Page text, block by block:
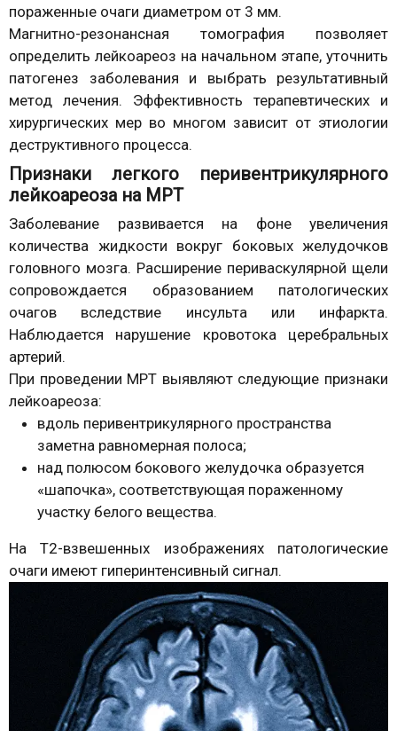
пораженные очаги диаметром от 3 мм.
Магнитно-резонансная томография позволяет
определить лейкоареоз на начальном этапе, уточнить
патогенез заболевания и выбрать результативный
метод лечения. Эффективность терапевтических и
хирургических мер во многом зависит от этиологии
деструктивного процесса.
Признаки легкого перивентрикулярного
лейкоареоза на МРТ
Заболевание развивается на фоне увеличения
количества жидкости вокруг боковых желудочков
головного мозга. Расширение периваскулярной щели
сопровождается образованием патологических
очагов вследствие инсульта или инфаркта.
Наблюдается нарушение кровотока церебральных
артерий.
При проведении МРТ выявляют следующие признаки
лейкоареоза:
вдоль перивентрикулярного пространства
заметна равномерная полоса;
над полюсом бокового желудочка образуется
«шапочка», соответствующая пораженному
участку белого вещества.
На Т2-взвешенных изображениях патологические
очаги имеют гиперинтенсивный сигнал.